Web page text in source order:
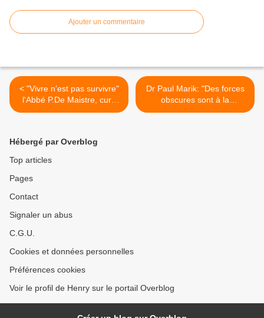
Ajouter un commentaire
< "Vivre n'est pas survivre"
l'Abbé P.De Maistre, curé
de la paroisse Saint-André
Dr Paul Marik: "Des forces
obscures sont à la
manœuvre, on ne veut pas
Hébergé par Overblog
Top articles
Pages
Contact
Signaler un abus
C.G.U.
Cookies et données personnelles
Préférences cookies
Voir le profil de Henry sur le portail Overblog